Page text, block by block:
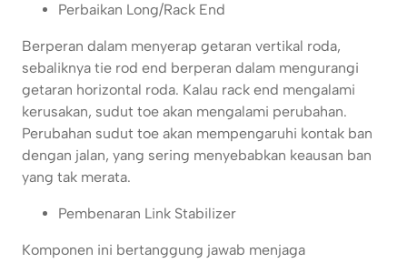
Perbaikan Long/Rack End
Berperan dalam menyerap getaran vertikal roda,
sebaliknya tie rod end berperan dalam mengurangi
getaran horizontal roda. Kalau rack end mengalami
kerusakan, sudut toe akan mengalami perubahan.
Perubahan sudut toe akan mempengaruhi kontak ban
dengan jalan, yang sering menyebabkan keausan ban
yang tak merata.
Pembenaran Link Stabilizer
Komponen ini bertanggung jawab menjaga